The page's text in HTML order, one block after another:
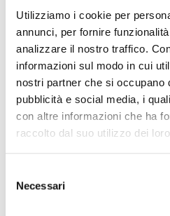
Utilizziamo i cookie per
annunci, per fornire
analizzare il nostro traffico.
informazioni sul modo in cui
nostri partner che si occupano
pubblicità e social media, i
con altre informazioni che ha
raccolto dal suo utilizzo dei
delNecessari
Specifiche Tecniche
Marchio
Collezione